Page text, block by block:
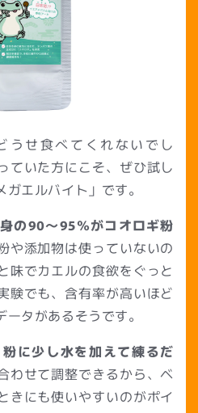
うせ食べてくれないでし
ていた方にこそ、ぜひ試し
エルバイト」です。
の90〜95％がコオロギ粉
や添加物は使っていないの
味でカエルの食欲をぐっと
験でも、含有率が高いほど
タがあるそうです。
粉に少し水を加えて練るだ
わせて調整できるから、ベ
きにも使いやすいのがポイ